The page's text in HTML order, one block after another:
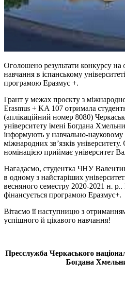
Оголошено результати конкурсу на
навчання в іспанському
програмою Еразмус +.
Грант у межах проєкту з
Erasmus + KA 107 отримала
(аплікаційний номер 8080)
університету імені Богдана
інформують у навчально-науковому
міжнародних зв’язків
номінацією приймає університет
Нагадаємо, студентка ЧНУ
в одному з найстаріших
весняного семестру 2020-2021 н.
фінансується програмою Еразмус+.
Вітаємо її наступницю з
успішного й цікавого навчання!
Пресслужба Черкаського
Богдана